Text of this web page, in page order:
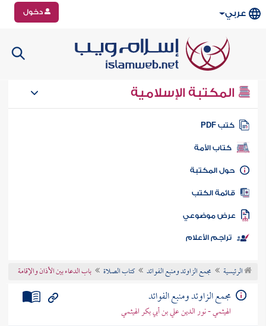
عربي دخول
المكتبة الإسلامية
كتب PDF
كتاب الأمة
المكتبة
الكتب
موضوعي
تراجم الأعلام
الرئيسية مجمع الزاوئد ومنبع الفوائد كتاب الصلاة باب الدعاء بين الأذان والإقامة
مجمع الزاوئد ومنبع الفوائد
الهيثمي - نور الدين علي بن أبي بكر الهيثمي